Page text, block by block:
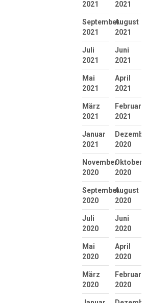
2021
2021
September
2021
August
2021
Juli
2021
Juni
2021
Mai
2021
April
2021
März
2021
Februar
2021
Januar
2021
2020
November
2020
Oktober
2020
September
2020
August
2020
Juli
2020
Juni
2020
Mai
2020
April
2020
März
2020
Februar
2020